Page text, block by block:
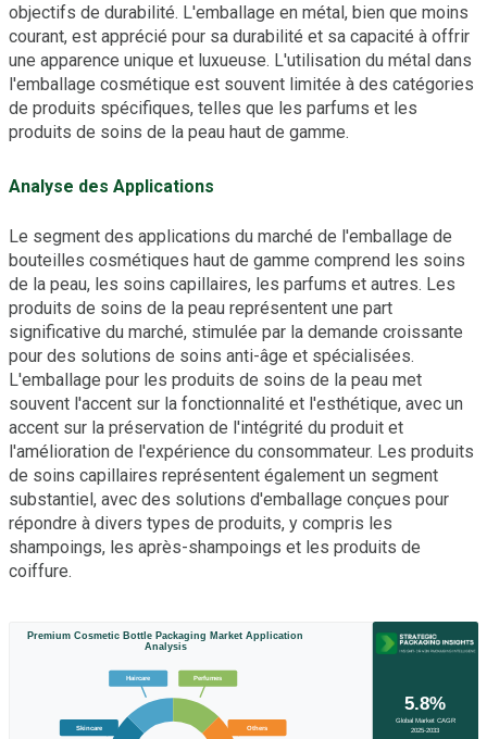
objectifs de durabilité. L'emballage en métal, bien que moins
courant, est apprécié pour sa durabilité et sa capacité à offrir
une apparence unique et luxueuse. L'utilisation du métal dans
l'emballage cosmétique est souvent limitée à des catégories
de produits spécifiques, telles que les parfums et les
produits de soins de la peau haut de gamme.
Analyse des Applications
Le segment des applications du marché de l'emballage de
bouteilles cosmétiques haut de gamme comprend les soins
de la peau, les soins capillaires, les parfums et autres. Les
produits de soins de la peau représentent une part
significative du marché, stimulée par la demande croissante
pour des solutions de soins anti-âge et spécialisées.
L'emballage pour les produits de soins de la peau met
souvent l'accent sur la fonctionnalité et l'esthétique, avec un
accent sur la préservation de l'intégrité du produit et
l'amélioration de l'expérience du consommateur. Les produits
de soins capillaires représentent également un segment
substantiel, avec des solutions d'emballage conçues pour
répondre à divers types de produits, y compris les
shampoings, les après-shampoings et les produits de
coiffure.